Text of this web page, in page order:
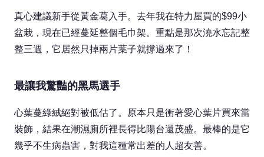
真心建議新手從黃金葛入手。去年我在特力屋買的$99小
盆栽，現在已經蔓延整個毛巾架。重點是那次澆水忘記整
整三週，它居然只掉兩片葉子就撐過來了！
最讓我驚豔的黑馬選手
心葉蔓綠絨絕對被低估了。原本只是衝著愛心葉片買來當
裝飾，結果在潮濕廁所裡長得比陽台還茂盛。最棒的是它
幾乎不生病蟲害，對我這種常出差的人超友善。